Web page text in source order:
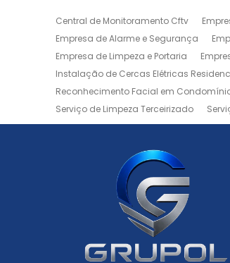
Central de Monitoramento Cftv
Empresa de Alarme e Segurança
Empresa de Limpeza e Portaria
Instalação de Cercas Elétricas
Reconhecimento Facial em
Serviço de Limpeza Terceirizado
Zeladoria de Condomínios